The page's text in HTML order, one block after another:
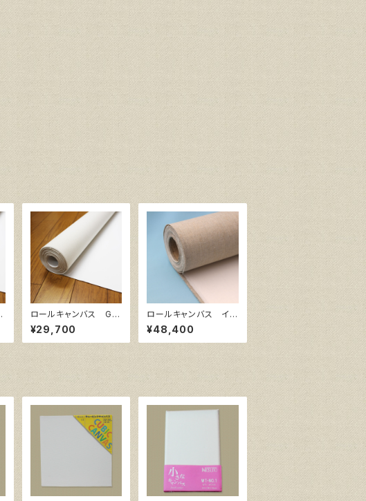
ロールキャンバス GA
ERA F 145㎝巾×5
m巻
¥29,700
ロールキャンバス イ
エロー 142cm巾×10
m巻
¥48,400